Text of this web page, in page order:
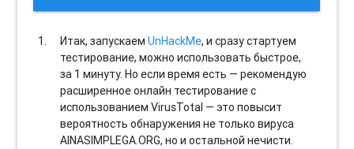
Итак, запускаемUnHackMe, и сразу стартуем
тестирование, можно использовать быстрое,
за 1 минуту. Но если время есть — рекомендую
расширенное онлайн тестирование с
использованием VirusTotal — это повысит
вероятность обнаружения не только вируса
AINASIMPLEGA.ORG, но и остальной нечисти.